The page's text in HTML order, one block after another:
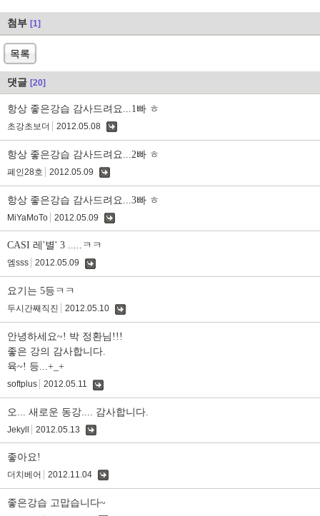
첨부 [1]
목록
댓글 [20]
항상 좋은강습 감사드려요...1빠 ㅎ
초강초보더 2012.05.08
항상 좋은강습 감사드려요...2빠 ㅎ
폐인28호 2012.05.09
항상 좋은강습 감사드려요...3빠 ㅎ
MiYaMoTo 2012.05.09
CASI 레'별' 3 .....ㅋㅋ
엠sss 2012.05.09
요기는 5등ㅋㅋ
두시간째직진 2012.05.10
안녕하세요~! 박 정환님!!!
좋은 강의 감사합니다.
육~! 등...+_+
softplus 2012.05.11
오... 새로운 동강.... 감사합니다.
Jekyll 2012.05.13
좋아요!
더치베어 2012.11.04
좋은강습 고맙습니다~